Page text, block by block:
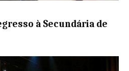
à Secundária de